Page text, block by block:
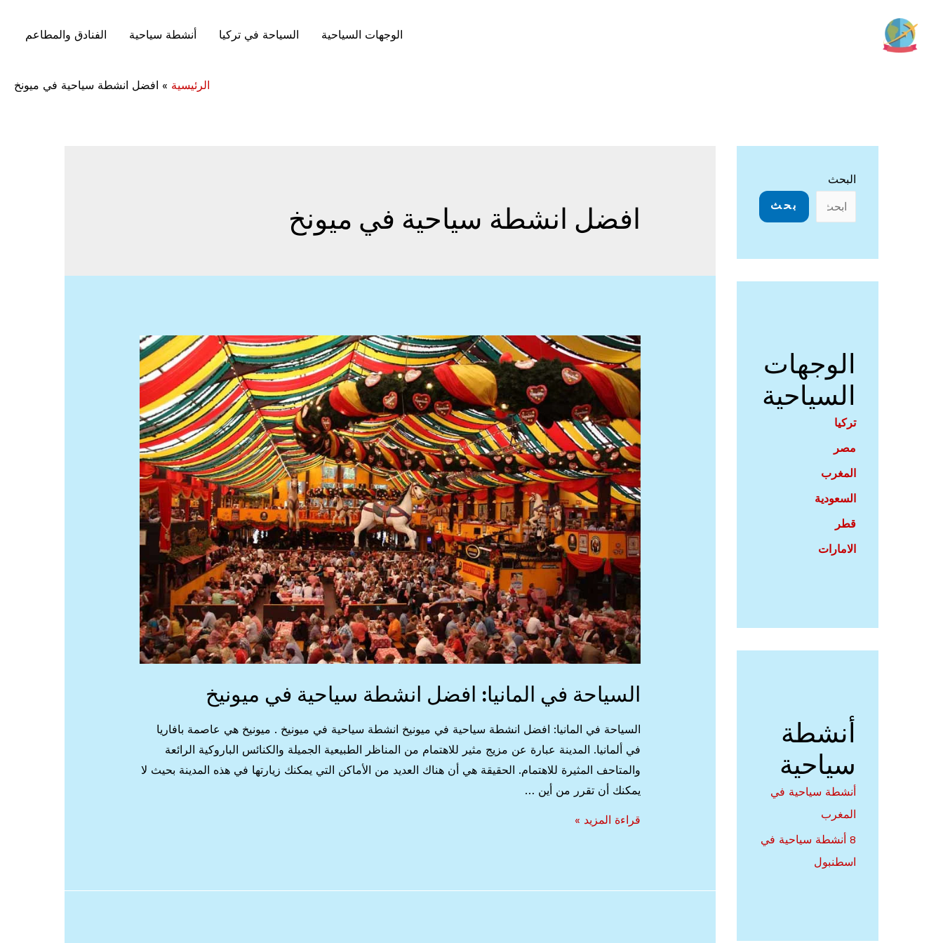
المحتوى
الوجهات السياحية السياحة في تركيا أنشطة سياحية الفنادق والمطاعم
الرئيسية » افضل انشطة سياحية في ميونخ
البحث
بحث
الوجهات
السياحية
تركيا
مصر
المغرب
السعودية
قطر
الامارات
أنشطة
سياحية
أنشطة سياحية في
المغرب
8 أنشطة سياحية في
اسطنبول
افضل انشطة سياحية في ميونخ
السياحة في المانيا: افضل انشطة سياحية في ميونيخ
السياحة في المانيا: افضل انشطة سياحية في ميونيخ انشطة سياحية في ميونيخ . ميونيخ هي عاصمة بافاريا
في ألمانيا. المدينة عبارة عن مزيج مثير للاهتمام من المناظر الطبيعية الجميلة والكنائس الباروكية الرائعة
والمتاحف المثيرة للاهتمام. الحقيقة هي أن هناك العديد من الأماكن التي يمكنك زيارتها في هذه المدينة بحيث لا
يمكنك أن تقرر من أين …
السياحة
قراءة المزيد »